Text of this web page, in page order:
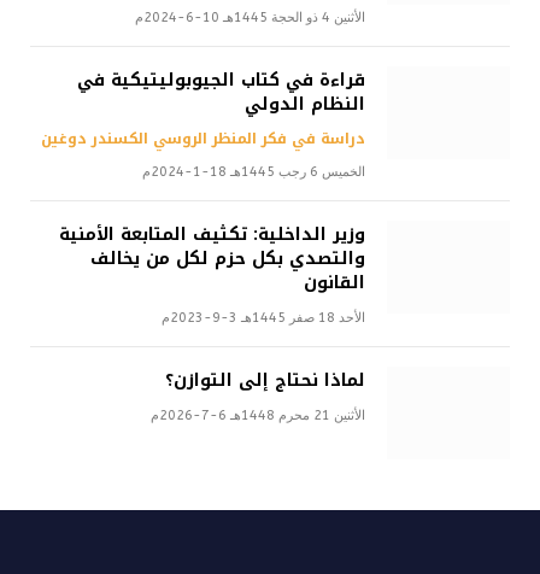
الأثنين 4 ذو الحجة 1445هـ 10-6-2024م
قراءة في كتاب الجيوبوليتيكية في
النظام الدولي
دراسة في فكر المنظر الروسي الكسندر دوغين
الخميس 6 رجب 1445هـ 18-1-2024م
وزير الداخلية: تكثيف المتابعة الأمنية
والتصدي بكل حزم لكل من يخالف
القانون
الأحد 18 صفر 1445هـ 3-9-2023م
لماذا نحتاج إلى التوازن؟
الأثنين 21 محرم 1448هـ 6-7-2026م